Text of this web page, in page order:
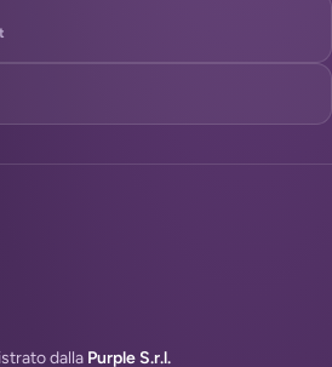
dalla Purple S.r.l.